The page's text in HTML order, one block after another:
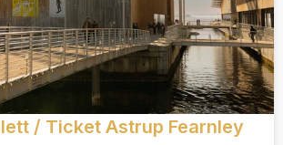
/ Ticket Astrup Fearnley